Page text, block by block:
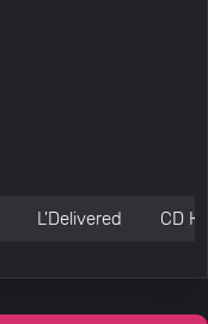
L'Delivered CD